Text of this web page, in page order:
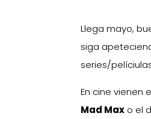
Llega mayo,
siga
series/
En cine vienen
Mad Max o el